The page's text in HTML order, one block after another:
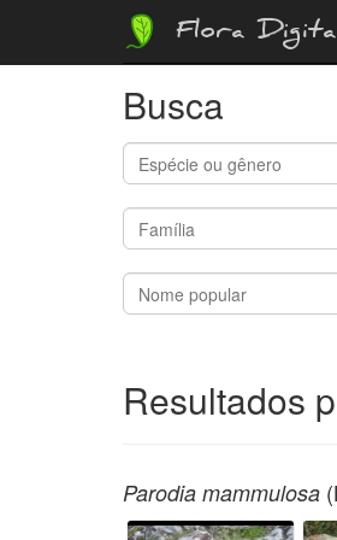
Flora
Busca
Resultados
Parodia mammulosa